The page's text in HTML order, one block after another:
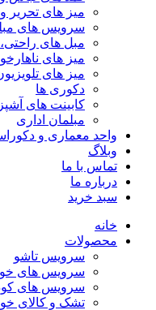
میز های تحریر و
سرویس های
مبل های
میز های
میز های
دکوری ها
کابینت های
مبلمان اداری
واحد معماری و
وبلاگ
تماس با ما
درباره ما
سبد خرید
خانه
محصولات
سرویس تاشو
سرویس های
سرویس های
تشک و کالای